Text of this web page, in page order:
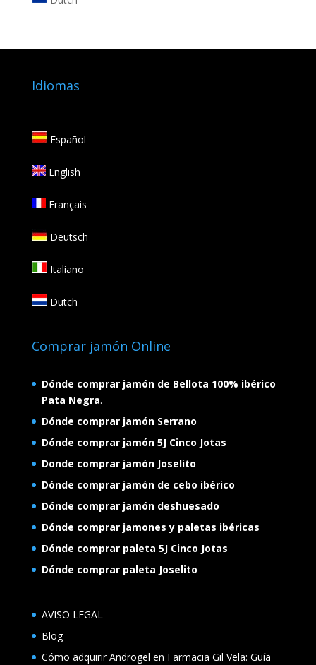
Idiomas
Español
English
Français
Deutsch
Italiano
Dutch
Comprar jamón Online
Dónde comprar jamón de Bellota 100% ibérico
Pata Negra.
Dónde comprar jamón Serrano
Dónde comprar jamón 5J Cinco Jotas
Donde comprar jamón Joselito
Dónde comprar jamón de cebo ibérico
Dónde comprar jamón deshuesado
Dónde comprar jamones y paletas ibéricas
Dónde comprar paleta 5J Cinco Jotas
Dónde comprar paleta Joselito
AVISO LEGAL
Blog
Cómo adquirir Androgel en Farmacia Gil Vela: Guía